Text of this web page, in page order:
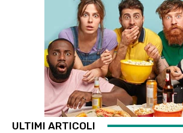
ULTIMI ARTICOLI